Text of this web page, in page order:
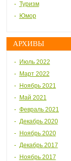
Туризм
Юмор
АРХИВЫ
Июль 2022
Март 2022
Ноябрь 2021
Май 2021
Февраль 2021
Декабрь 2020
Ноябрь 2020
Декабрь 2017
Ноябрь 2017